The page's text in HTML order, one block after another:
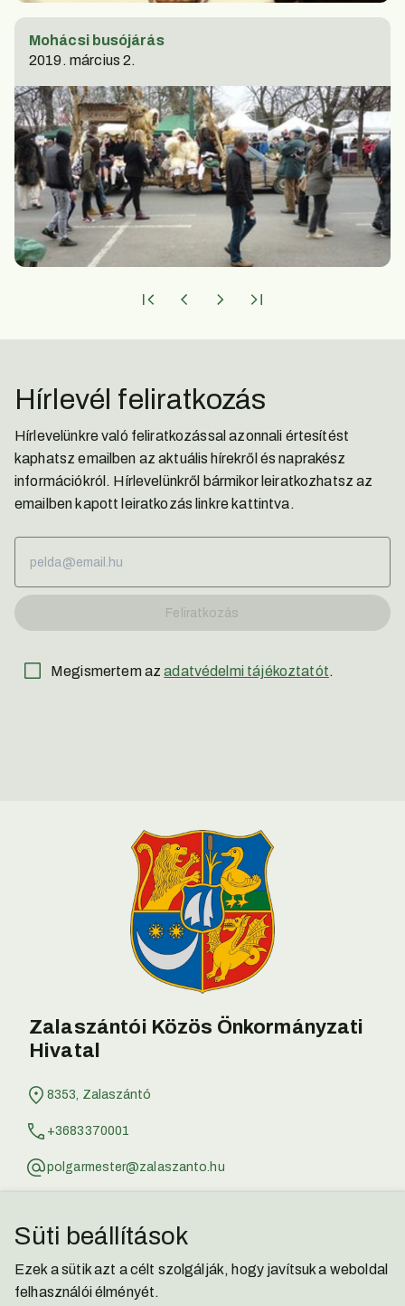
Mohácsi busójárás
2019. március 2.
Hírlevél feliratkozás
Hírlevelünkre való feliratkozással azonnali értesítést
kaphatsz emailben az aktuális hírekről és naprakész
információkról. Hírlevelünkről bármikor leiratkozhatsz az
emailben kapott leiratkozás linkre kattintva.
Feliratkozás
Megismertem azadatvédelmi tájékoztatót.
Zalaszántói Közös Önkormányzati
Hivatal
8353, Zalaszántó
+3683370001
polgarmester@zalaszanto.hu
Facebook
Süti beállítások
Ezek a sütik azt a célt szolgálják, hogy javítsuk a weboldal
felhasználói élményét.